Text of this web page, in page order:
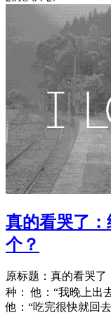
真的看哭了
个？
原标题：真的看哭了
种： 他：“我晚上
他：“吃完很快就回